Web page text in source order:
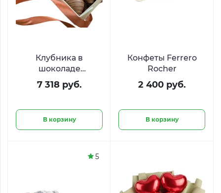
Клубника в
шоколаде
«Шоколатье»
7 318 руб.
В корзину
Конфеты Ferrero
Rocher
2 400 руб.
В корзину
5